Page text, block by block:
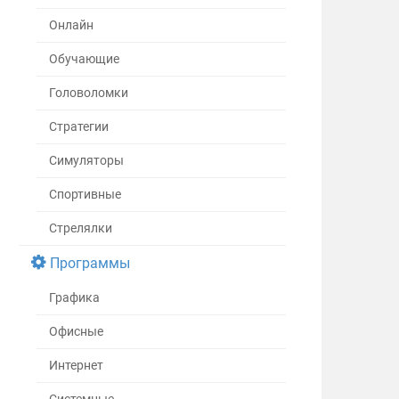
Онлайн
Обучающие
Головоломки
Стратегии
Симуляторы
Спортивные
Стрелялки
Программы
Графика
Офисные
Интернет